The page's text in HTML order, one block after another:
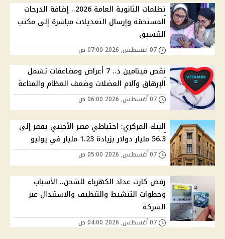
تظلمات الثانوية العامة 2026.. إضافة الدرجات
المستحقة وإرسال التعديلات مباشرة إلى مكتب
التنسيق
نقص فيتامين د.. 7 أعراض ومضاعفات تشمل
الإرهاق وآلام العضلات وضعف العظام والمناعة
البنك المركزي: احتياطي مصر الأجنبي يقفز إلى
56.3 مليار دولار بزيادة 1.23 مليار في يوليو
رفض كارت عداد الكهرباء للشحن.. الأسباب
وخطوات التنشيط والتنظيف والاستبدال عبر
الشركة